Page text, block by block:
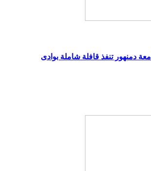
دمنهور تنفذ قافلة شاملة بوادى